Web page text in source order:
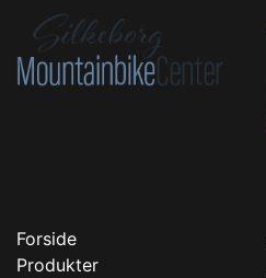
Forside
Produkter